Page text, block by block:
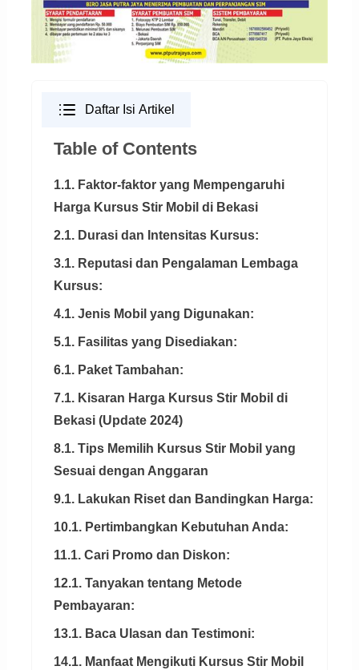
Daftar Isi Artikel
Table of Contents
1.1. Faktor-faktor yang Mempengaruhi
Harga Kursus Stir Mobil di Bekasi
2.1. Durasi dan Intensitas Kursus:
3.1. Reputasi dan Pengalaman Lembaga
Kursus:
4.1. Jenis Mobil yang Digunakan:
5.1. Fasilitas yang Disediakan:
6.1. Paket Tambahan:
7.1. Kisaran Harga Kursus Stir Mobil di
Bekasi (Update 2024)
8.1. Tips Memilih Kursus Stir Mobil yang
Sesuai dengan Anggaran
9.1. Lakukan Riset dan Bandingkan Harga:
10.1. Pertimbangkan Kebutuhan Anda:
11.1. Cari Promo dan Diskon:
12.1. Tanyakan tentang Metode
Pembayaran:
13.1. Baca Ulasan dan Testimoni:
14.1. Manfaat Mengikuti Kursus Stir Mobil